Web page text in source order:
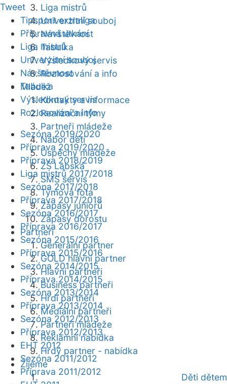
Liga mistrů
Univerzitní souboj
Návštěvnost
Tabulka
Výsledkový servis
Rozlosování a info
Mládež
Kontakty a informace
Realizační týmy
Partneři mládeže
Nábor dětí
Úspěchy mládeže
ZŠ Labská
SMS servis
Týmová fota
Zápasy juniorů
Zápasy dorostu
Partneři
Generální partner
GOLD hlavní partner
Hlavní partneři
Business partneři
Hrdí partneři
Mediální partneři
Partneři mládeže
Reklamní nabídka
Hrdý partner - nabídka
Žijeme
Děti dětem
Tweet
Tipsport extraliga
Přípravná utkání
Liga mistrů
Univerzitní souboj
Návštěvnost
Tabulka
Výsledkový servis
Rozlosování a info
Sezóna 2019/2020
Příprava 2019/2020
Příprava 2018/2019
Liga mistrů 2017/2018
Sezóna 2017/2018
Příprava 2017/2018
Sezóna 2016/2017
Příprava 2016/2017
Sezóna 2015/2016
Příprava 2015/2016
Sezóna 2014/2015
Příprava 2014/2015
Sezóna 2013/2014
Příprava 2013/2014
Sezóna 2012/2013
Příprava 2012/2013
EHT 2012
Sezóna 2011/2012
Příprava 2011/2012